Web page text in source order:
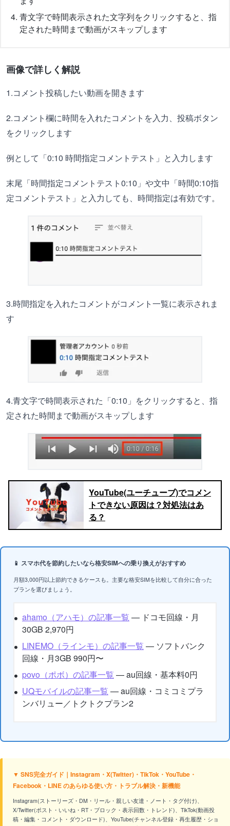
青文字で時間表示された文字列をクリックすると、指
定された時間まで動画がスキップします
画像で詳しく解説
1.コメント投稿したい動画を開きます
2.コメント欄に時間を入れたコメントを入力、投稿ボタン
をクリックします
例として「0:10 時間指定コメントテスト」と入力します
末尾「時間指定コメントテスト0:10」や文中「時間0:10指
定コメントテスト」と入力しても、時間指定は有効です。
3.時間指定を入れたコメントがコメント一覧に表示されま
す
4.青文字で時間表示された「0:10」をクリックすると、指
定された時間まで動画がスキップします
YouTube(ユーチューブ)でコメン
トできない原因は？対処法はあ
る？
📱 スマホ代を節約したいなら格安SIMへの乗り換えがおすすめ
月額3,000円以上節約できるケースも。主要な格安SIMを比較して自分に合った
プランを選びましょう。
ahamo（アハモ）の記事一覧 — ドコモ回線・月
30GB 2,970円
LINEMO（ラインモ）の記事一覧 — ソフトバンク
回線・月3GB 990円〜
povo（ポボ）の記事一覧 — au回線・基本料0円
UQモバイルの記事一覧 — au回線・コミコミプラ
ンバリュー／トクトクプラン2
▼ SNS完全ガイド｜Instagram・X(Twitter)・TikTok・YouTube・
Facebook・LINE のあらゆる使い方・トラブル解決・新機能
Instagram(ストーリーズ・DM・リール・親しい友達・ノート・タグ付け)、
X/Twitter(ポスト・いいね・RT・ブロック・表示回数・トレンド)、TikTok(動画投
稿・編集・コメント・ダウンロード)、YouTube(チャンネル登録・再生履歴・ショ